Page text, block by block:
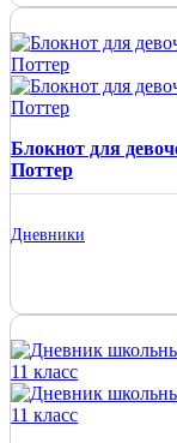
Блокнот для
Поттер
Дневники